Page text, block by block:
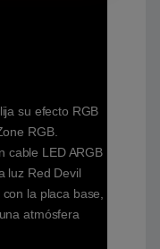
su efecto RGB
RGB.
cable LED ARGB
luz Red Devil
la placa base,
atmósfera